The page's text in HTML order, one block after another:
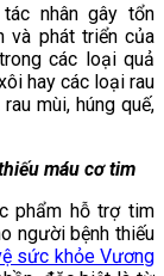
nhân gây tổn
và phát triển của
các loại quả
hay các loại rau
mùi, húng quế,
máu cơ tim
phẩm hỗ trợ tim
người bệnh thiếu
sức khỏe Vương